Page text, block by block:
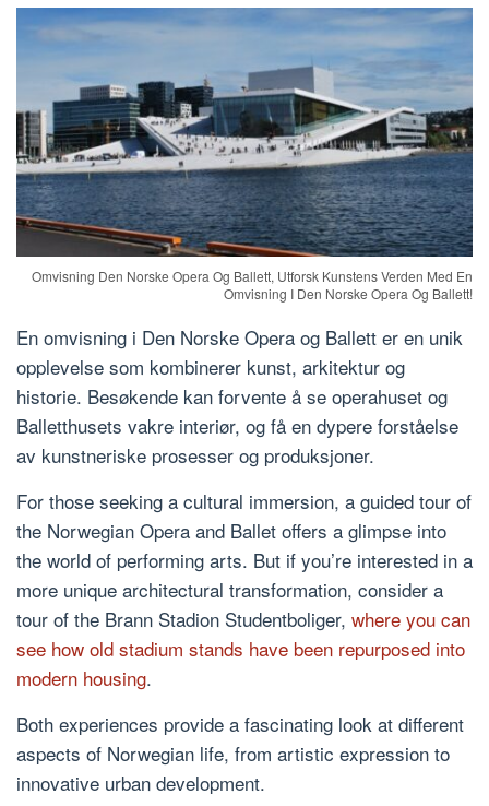
Omvisning Den Norske Opera Og Ballett, Utforsk Kunstens Verden Med En
Omvisning I Den Norske Opera Og Ballett!
En omvisning i Den Norske Opera og Ballett er en unik
opplevelse som kombinerer kunst, arkitektur og
historie. Besøkende kan forvente å se operahuset og
Balletthusets vakre interiør, og få en dypere forståelse
av kunstneriske prosesser og produksjoner.
For those seeking a cultural immersion, a guided tour of
the Norwegian Opera and Ballet offers a glimpse into
the world of performing arts. But if you’re interested in a
more unique architectural transformation, consider a
tour of the Brann Stadion Studentboliger, where you can
see how old stadium stands have been repurposed into
modern housing.
Both experiences provide a fascinating look at different
aspects of Norwegian life, from artistic expression to
innovative urban development.